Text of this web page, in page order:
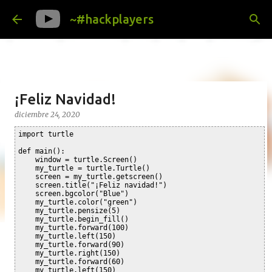
Ir al contenido principal
~#hackplayers
¡Feliz Navidad!
diciembre 24, 2020
import turtle
def main():
    window = turtle.Screen()
    my_turtle = turtle.Turtle()
    screen = my_turtle.getscreen()
    screen.title("¡Feliz navidad!")
    screen.bgcolor("Blue")
    my_turtle.color("green")
    my_turtle.pensize(5)
    my_turtle.begin_fill()
    my_turtle.forward(100)
    my_turtle.left(150)
    my_turtle.forward(90)
    my_turtle.right(150)
    my_turtle.forward(60)
    my_turtle.left(150)